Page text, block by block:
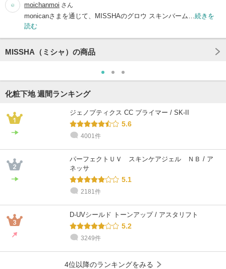
moichanmoi さん
monicanさまを通じて、MISSHAのグロウ スキンバーム… 続きを
読む
MISSHA（ミシャ）の商品
化粧下地 週間ランキング
ジェノプティクス CC プライマー / SK-II
5.6
4001件
パーフェクトＵＶ スキンケアジェル ＮＢ / ア
ネッサ
5.1
2181件
D-UVシールド トーンアップ / アスタリフト
5.2
3249件
4位以降のランキングをみる